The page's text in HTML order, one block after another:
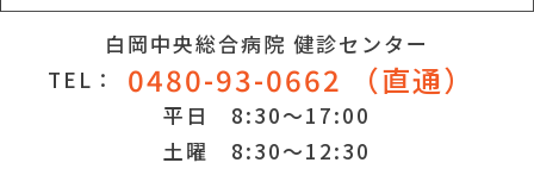
白岡中央総合病院 健診センター
TEL：
0480-93-0662 （直通）
平日 8:30～17:00
土曜 8:30～12:30